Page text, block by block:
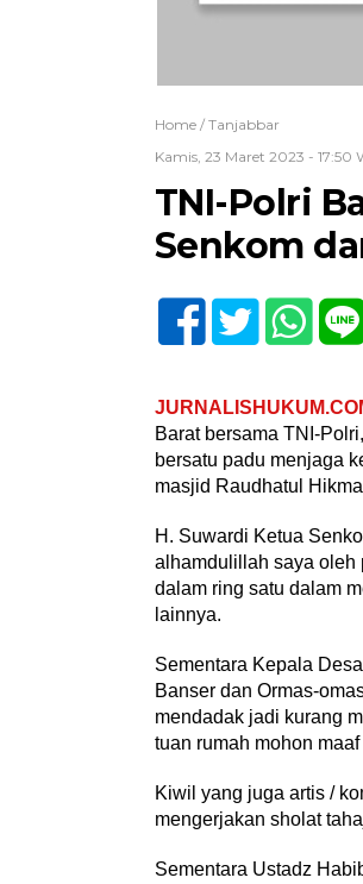
Home / Tanjabbar
Kamis, 23 Maret 2023 - 17:50
TNI-Polri
Senkom
Barat bersama TNI-
bersatu padu menjaga
masjid Raudhatul
H. Suwardi Ketua
alhamdulillah saya oleh
dalam ring satu dalam
lainnya.
Sementara Kepala
Banser dan Ormas-
mendadak jadi kurang
tuan rumah mohon
Kiwil yang juga artis /
mengerjakan sholat
Sementara Ustadz